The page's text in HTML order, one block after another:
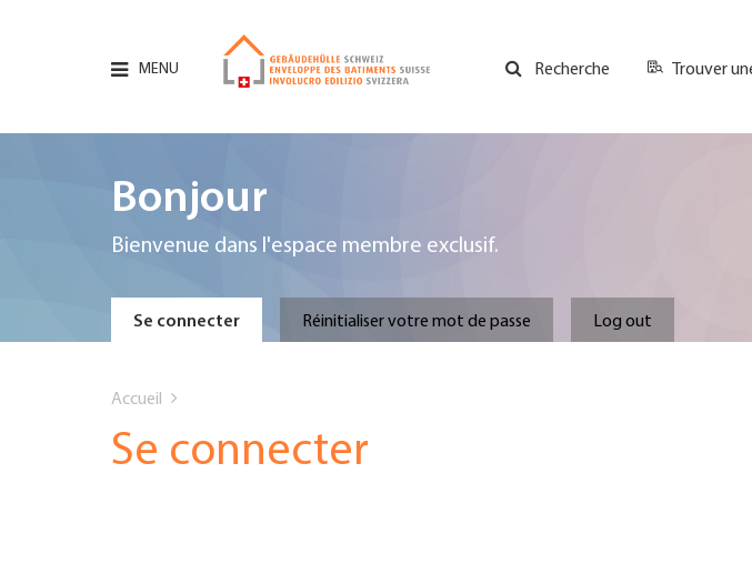
MENU Recherche
GH
Trouver
Bonjour
Bienvenue dans l'espace membre exclusif.
Primary
tabs
Se connecter Réinitialiser votre mot de passe Log out
are
Accueil
Se connecter